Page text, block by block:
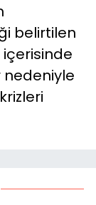
belirtilen
nedeniyle